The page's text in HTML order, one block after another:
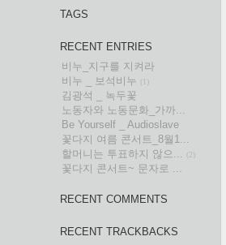
TAGS
RECENT ENTRIES
비누_지구를 지켜라
비누 _ 보석비누 (1)
김광석 _ 녹두꽃
노동자와 노동문화_가까...
Be Yourself _ Audioslave
꽃다지 여름 콘서트_8월1...
할머니는 투표하지 않으... (2)
꽃다지 콘서트~ 문자로 ...
RECENT COMMENTS
RECENT TRACKBACKS